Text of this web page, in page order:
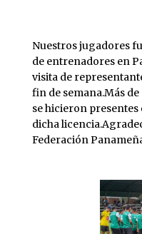
Nuestros jugadores
de entrenadores en
visita de
fin de semana.Más
se hicieron presentes
dicha
Federación